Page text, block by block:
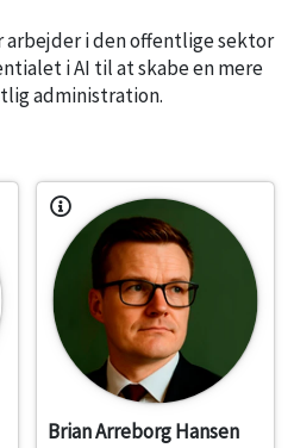
i den offentlige sektor
i AI til at skabe en mere
administration.
Brian Arreborg Hansen